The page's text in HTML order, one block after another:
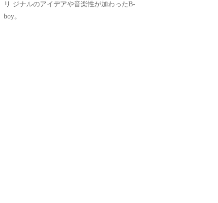
リ ジナルのアイデアや音楽性が加わったB-
boy。